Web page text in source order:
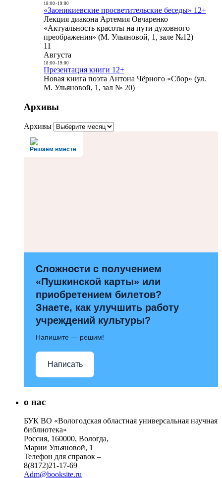
18:00- 19:00
«Заоникиевские просветительские беседы» 12+
Лекция диакона Артемия Овчаренко
«Актуальность красоты на пути духовного
преображения» (М. Ульяновой, 1, зале №12)
11
Августа
18:00- 19:00
Презентация книги 12+
Новая книга поэта Антона Чёрного «Сбор» (ул.
М. Ульяновой, 1, зал № 20)
Архивы
Архивы
Решаем вместе
Сложности с получением
«Пушкинской карты» или
приобретением билетов?
Знаете, как улучшить работу
учреждений культуры?
Напишите — решим!
Написать
о нас
БУК ВО «Вологодская областная универсальная научная
библиотека»
Россия, 160000, Вологда,
Марии Ульяновой, 1
Телефон для справок –
8(8172)21-17-69
Adm@booksite.ru